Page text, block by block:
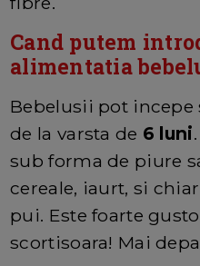
Cand putem
alimentatia
Bebelusii pot incepe
de la varsta de 6 luni
sub forma de piure
cereale, iaurt, si
pui. Este foarte
scortisoara! Mai